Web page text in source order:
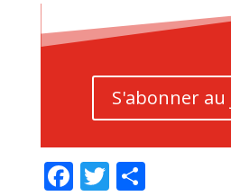
S'abonner
F T P